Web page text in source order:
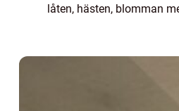
låten, hästen, blomman